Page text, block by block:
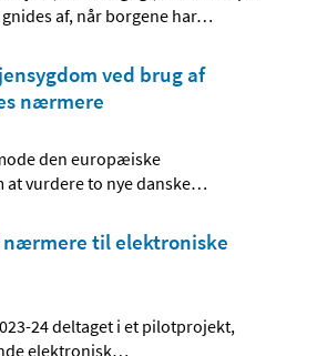
af, når borgene har…
ved brug af
nærmere
den europæiske
at vurdere to nye danske…
nærmere til elektroniske
24 deltaget i et pilotprojekt,
elektronisk…